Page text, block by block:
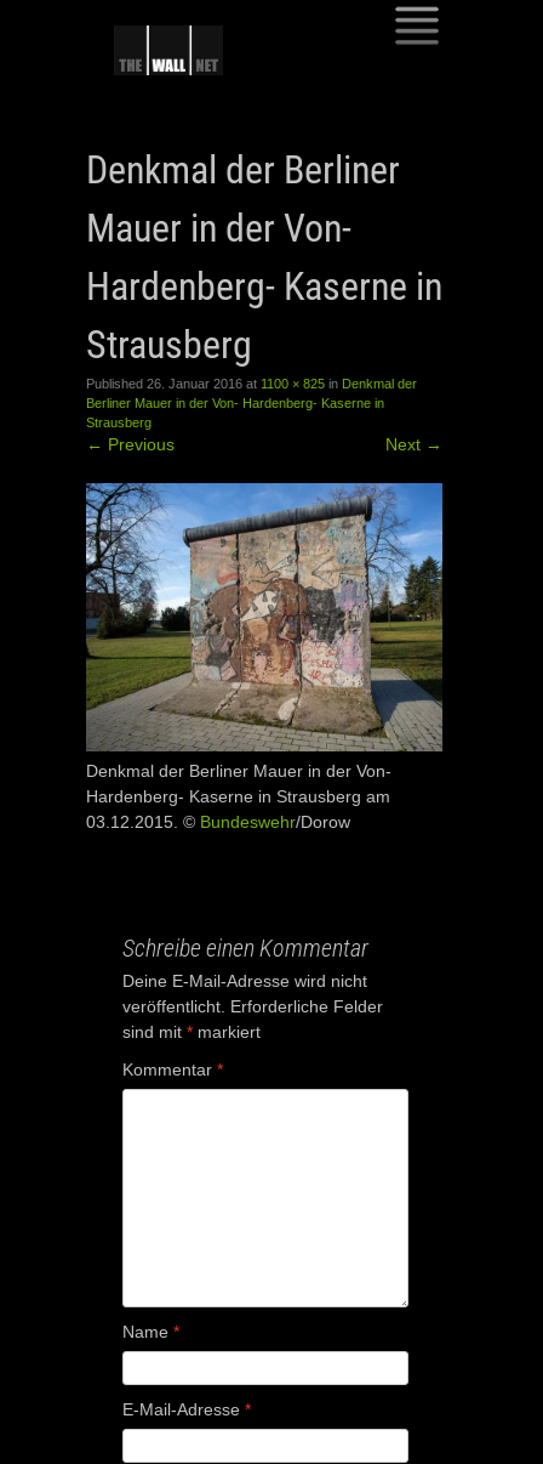
TO
CONTENT
Denkmal der Berliner
Mauer in der Von-
Hardenberg- Kaserne in
Strausberg
Published 26. Januar 2016 at 1100 × 825 in Denkmal der
Berliner Mauer in der Von- Hardenberg- Kaserne in
Strausberg
← Previous Next →
Denkmal der Berliner Mauer in der Von-
Hardenberg- Kaserne in Strausberg am
03.12.2015. © Bundeswehr/Dorow
Schreibe einen Kommentar
Deine E-Mail-Adresse wird nicht
veröffentlicht. Erforderliche Felder
sind mit * markiert
Kommentar *
Name *
E-Mail-Adresse *